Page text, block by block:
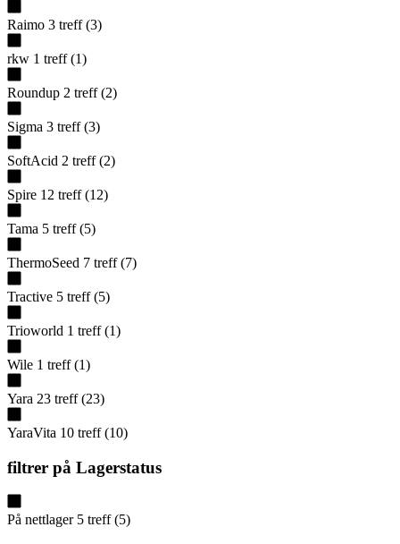
Raimo 3 treff (3)
rkw 1 treff (1)
Roundup 2 treff (2)
Sigma 3 treff (3)
SoftAcid 2 treff (2)
Spire 12 treff (12)
Tama 5 treff (5)
ThermoSeed 7 treff (7)
Tractive 5 treff (5)
Trioworld 1 treff (1)
Wile 1 treff (1)
Yara 23 treff (23)
YaraVita 10 treff (10)
filtrer på Lagerstatus
På nettlager 5 treff (5)